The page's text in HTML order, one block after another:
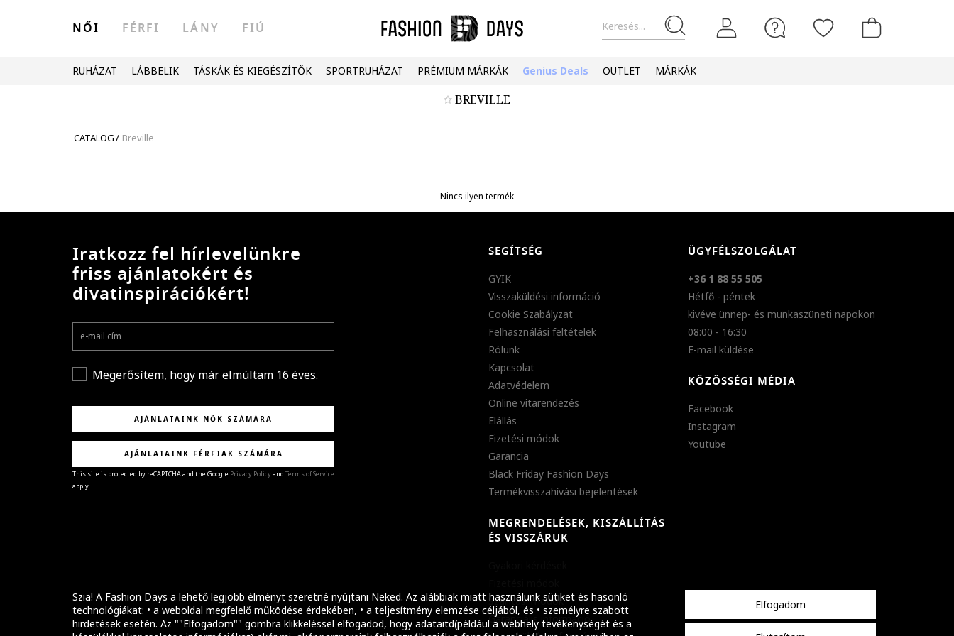
Szia! A Fashion Days a lehető legjobb élményt szeretné nyújtani Neked. Az alábbiak miatt használunk sütiket és hasonló
technológiákat: • a weboldal megfelelő működése érdekében, • a teljesítmény elemzése céljából, és • személyre szabott
hirdetések esetén. Az ""Elfogadom"" gombra klikkeléssel elfogadod, hogy adataitd(például a webhely tevékenységét és a
Elfogadom
Keresés...
NŐI FÉRFI LÁNY FIÚ
RUHÁZAT LÁBBELIK TÁSKÁK ÉS KIEGÉSZÍTŐK SPORTRUHÁZAT PRÉMIUM MÁRKÁK Genius Deals OUTLET MÁRKÁK
BREVILLE
CATALOG/ Breville
Nincs ilyen termék
Iratkozz fel hírlevelünkre
friss ajánlatokért és
divatinspirációkért!
Megerősítem, hogy már elmúltam 16 éves.
AJÁNLATAINK NŐK SZÁMÁRA
AJÁNLATAINK FÉRFIAK SZÁMÁRA
This site is protected by reCAPTCHA and the Google Privacy Policyand Terms of Service
apply.
SEGÍTSÉG
GYIK
Visszaküldési információ
Cookie Szabályzat
Felhasználási feltételek
Rólunk
Kapcsolat
Adatvédelem
Online vitarendezés
Elállás
Fizetési módok
Garancia
Black Friday Fashion Days
Termékvisszahívási bejelentések
MEGRENDELÉSEK, KISZÁLLÍTÁS
ÉS VISSZÁRUK
Szállítási módok
Garanciális információ
ÜGYFÉLSZOLGÁLAT
+36 1 88 55 505
Hétfő - péntek
kivéve ünnep- és munkaszüneti napokon
08:00 - 16:30
E-mail küldése
KÖZÖSSÉGI MÉDIA
Facebook
Instagram
Youtube